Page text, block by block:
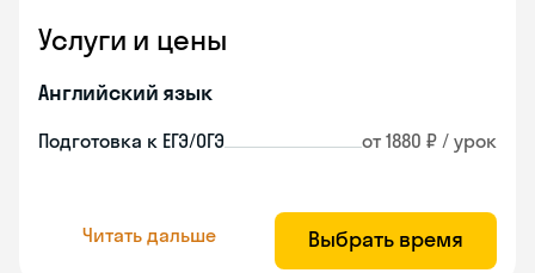
Услуги и цены
Английский язык
Подготовка к ЕГЭ/ОГЭ от 1880 ₽ / урок
Читать дальше Выбрать время